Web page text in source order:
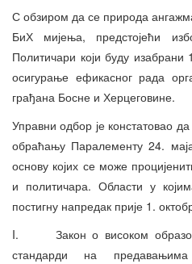
С обзиром да се природа
БиХ мијења, предстојећи
Политичари који буду изабрани
осигурање ефикасног рада
грађана Босне и Херцеговине.
Управни одбор је констатовао
обраћању Паралементу 24.
основу којих се може
и политичара. Области у
постигну напредак прије 1.
I. Закон о високом
стандарди на